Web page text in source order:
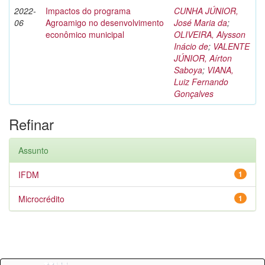
2022-
06
Impactos do programa
Agroamigo no desenvolvimento
econômico municipal
CUNHA JÚNIOR,
José Maria da;
OLIVEIRA, Alysson
Inácio de; VALENTE
JÚNIOR, Aírton
Saboya; VIANA,
Luiz Fernando
Gonçalves
Refinar
Assunto
1
IFDM
1
Microcrédito